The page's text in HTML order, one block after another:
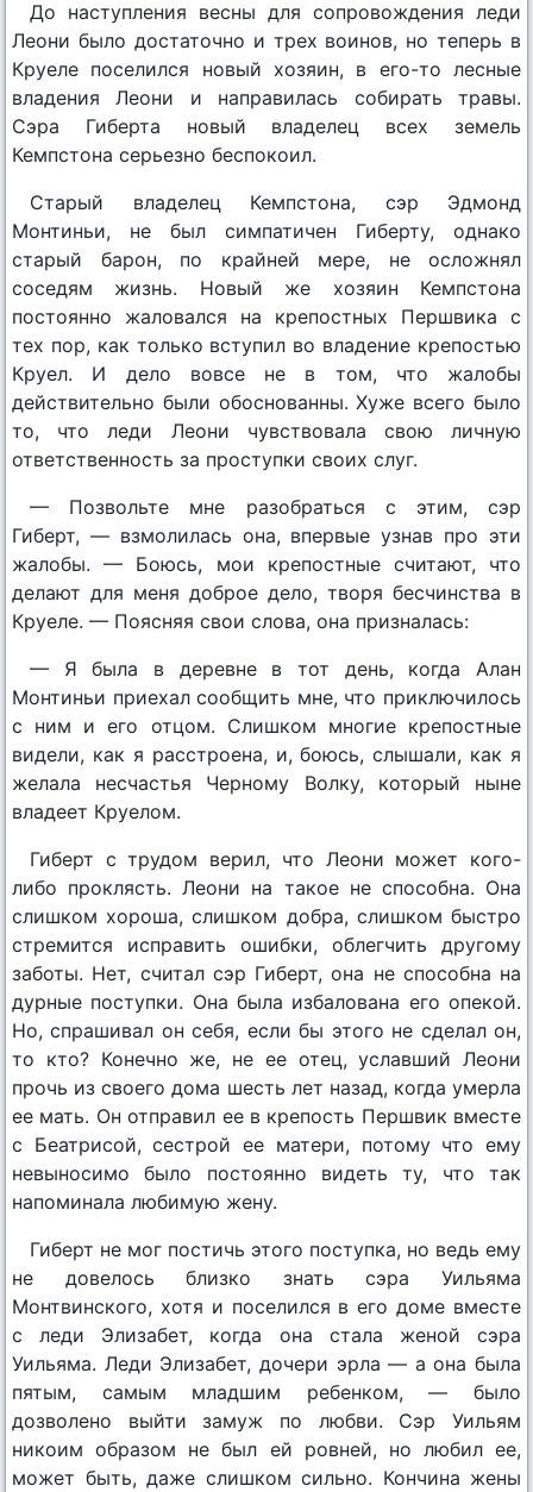
До наступления весны для сопровождения леди
Леони было достаточно и трех воинов, но теперь в
Круеле поселился новый хозяин, в его-то лесные
владения Леони и направилась собирать травы.
Сэра Гиберта новый владелец всех земель
Кемпстона серьезно беспокоил.
Старый владелец Кемпстона, сэр Эдмонд
Монтиньи, не был симпатичен Гиберту, однако
старый барон, по крайней мере, не осложнял
соседям жизнь. Новый же хозяин Кемпстона
постоянно жаловался на крепостных Першвика с
тех пор, как только вступил во владение крепостью
Круел. И дело вовсе не в том, что жалобы
действительно были обоснованны. Хуже всего было
то, что леди Леони чувствовала свою личную
ответственность за проступки своих слуг.
— Позвольте мне разобраться с этим, сэр
Гиберт, — взмолилась она, впервые узнав про эти
жалобы. — Боюсь, мои крепостные считают, что
делают для меня доброе дело, творя бесчинства в
Круеле. — Поясняя свои слова, она призналась:
— Я была в деревне в тот день, когда Алан
Монтиньи приехал сообщить мне, что приключилось
с ним и его отцом. Слишком многие крепостные
видели, как я расстроена, и, боюсь, слышали, как я
желала несчастья Черному Волку, который ныне
владеет Круелом.
Гиберт с трудом верил, что Леони может кого-
либо проклясть. Леони на такое не способна. Она
слишком хороша, слишком добра, слишком быстро
стремится исправить ошибки, облегчить другому
заботы. Нет, считал сэр Гиберт, она не способна на
дурные поступки. Она была избалована его опекой.
Но, спрашивал он себя, если бы этого не сделал он,
то кто? Конечно же, не ее отец, уславший Леони
прочь из своего дома шесть лет назад, когда умерла
ее мать. Он отправил ее в крепость Першвик вместе
с Беатрисой, сестрой ее матери, потому что ему
невыносимо было постоянно видеть ту, что так
напоминала любимую жену.
Гиберт не мог постичь этого поступка, но ведь ему
не довелось близко знать сэра Уильяма
Монтвинского, хотя и поселился в его доме вместе
с леди Элизабет, когда она стала женой сэра
Уильяма. Леди Элизабет, дочери эрла — а она была
пятым, самым младшим ребенком, — было
дозволено выйти замуж по любви. Сэр Уильям
никоим образом не был ей ровней, но любил ее,
может быть, даже слишком сильно. Кончина жены